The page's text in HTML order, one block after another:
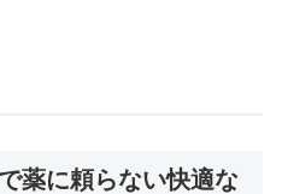
薬に頼らない快適な